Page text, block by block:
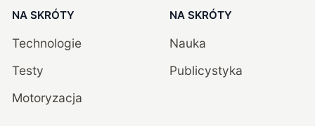
NA SKRÓTY
Technologie
Testy
Motoryzacja
NA SKRÓTY
Nauka
Publicystyka